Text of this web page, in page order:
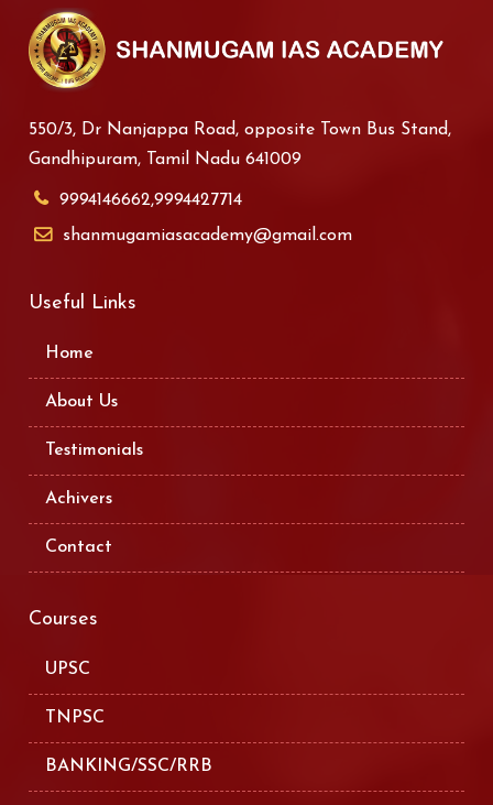
550/3, Dr Nanjappa Road, opposite Town Bus Stand,
Gandhipuram, Tamil Nadu 641009
9994146662,9994427714
shanmugamiasacademy@gmail.com
Useful Links
Home
About Us
Testimonials
Achivers
Contact
Courses
UPSC
TNPSC
BANKING/SSC/RRB